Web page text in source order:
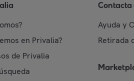
en Privalia?
de Privalia
Contacta
Ayuda y
Retirada